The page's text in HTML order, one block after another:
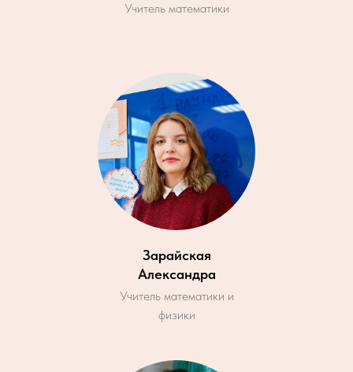
Учитель математики
Зарайская
Александра
Учитель математики и
физики